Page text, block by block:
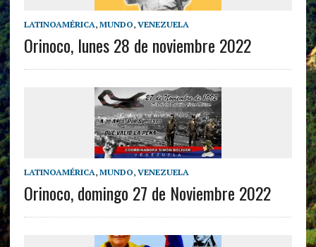
LATINOAMÉRICA, MUNDO, VENEZUELA
Orinoco, lunes 28 de noviembre 2022
LATINOAMÉRICA, MUNDO, VENEZUELA
Orinoco, domingo 27 de Noviembre 2022